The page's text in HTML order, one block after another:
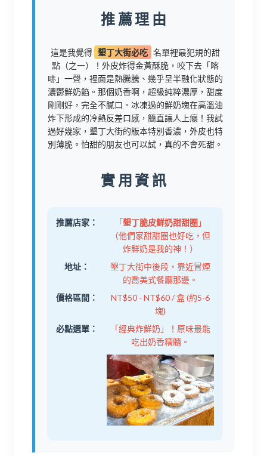
推薦理由
這是我覺得 墾丁大街必吃 名單裡最犯規的甜
點（之一）！外皮炸得金黃酥脆，咬下去「喀
哧」一聲，裡面是熱騰騰、幾乎呈半融化狀態的
濃鬱鮮奶餡。那個奶香啊，超級純粹濃厚，甜度
剛剛好，完全不膩口。冰凍過的鮮奶塊在高溫油
炸下形成的冷熱反差口感，簡直讓人上癮！我試
過好幾家，墾丁大街的版本特別香濃，外皮也特
別薄脆。怕甜的朋友也可以試，真的不會死甜。
實用資訊
推薦店家： 「墾丁脆皮鮮奶甜甜圈」
（他們家甜甜圈也好吃，但
炸鮮奶是我的神！）
地址：
墾丁大街中後段，靠近冒煙
的喬美式餐廳那邊。
價格區間：
NT$50 - NT$60 / 盒 (約5-6
塊)
必點選單：
「經典炸鮮奶」！原味最能
吃出奶香精髓。